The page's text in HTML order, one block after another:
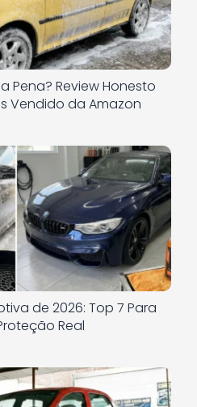
Pena? Review Honesto
Vendido da Amazon
de 2026: Top 7 Para
Real